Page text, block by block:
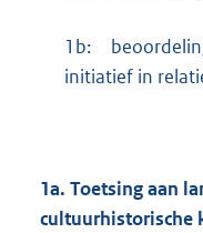
1b:
initiatief in
1a. Toetsing aan
cultuurhistorische